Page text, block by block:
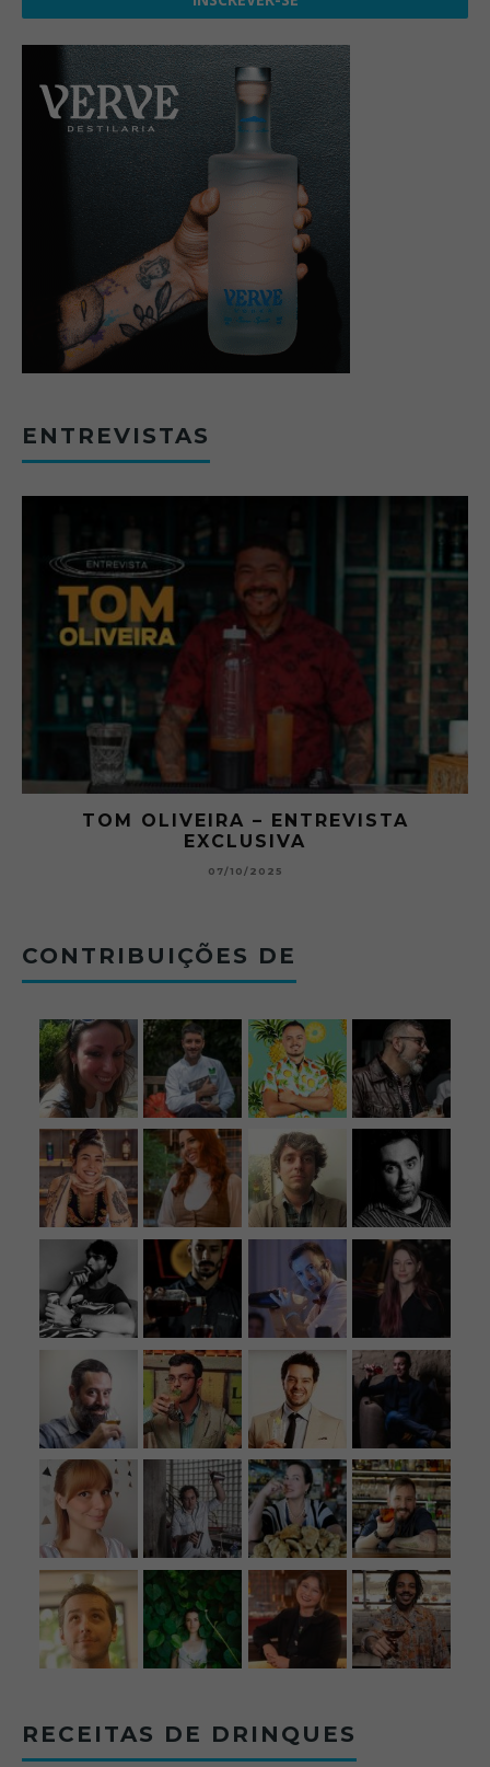
ENTREVISTAS
O ABRE DO BAR #11 — CHARLES
BETONEIRA ABRE O JOGO NO
BOLOVO
CONTRIBUIÇÕES DE
RECEITAS DE DRINQUES